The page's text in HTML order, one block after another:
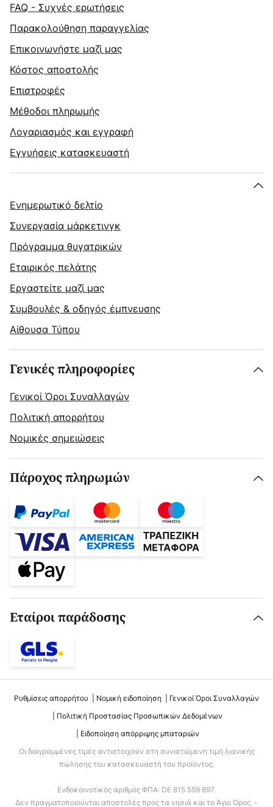
FAQ - Συχνές ερωτήσεις
Παρακολούθηση παραγγελίας
Επικοινωνήστε μαζί μας
Κόστος αποστολής
Επιστροφές
Μέθοδοι πληρωμής
Λογαριασμός και εγγραφή
Εγγυήσεις κατασκευαστή
Ενημερωτικό δελτίο
Συνεργασία μάρκετινγκ
Πρόγραμμα θυγατρικών
Εταιρικός πελάτης
Εργαστείτε μαζί μας
Συμβουλές & οδηγός έμπνευσης
Αίθουσα Τύπου
Γενικές πληροφορίες
Γενικοί Όροι Συναλλαγών
Πολιτική απορρήτου
Νομικές σημειώσεις
Πάροχος πληρωμών
Εταίροι παράδοσης
Ρυθμίσεις απορρήτου Νομική ειδοποίηση
Γενικοί Όροι Συναλλαγών
Πολιτική Προστασίας Προσωπικών Δεδομένων
Ειδοποίηση απόρριψης μπαταριών
Οι διαγραμμένες τιμές αντιστοιχούν στη συνιστώμενη τιμή λιανικής
πώλησης του κατασκευαστή του προϊόντος.
Ενδοκοινοτικός αριθμός ΦΠΑ: DE 815 559 897.
Δεν πραγματοποιούνται αποστολές προς τα νησιά και το Άγιο Όρος. -